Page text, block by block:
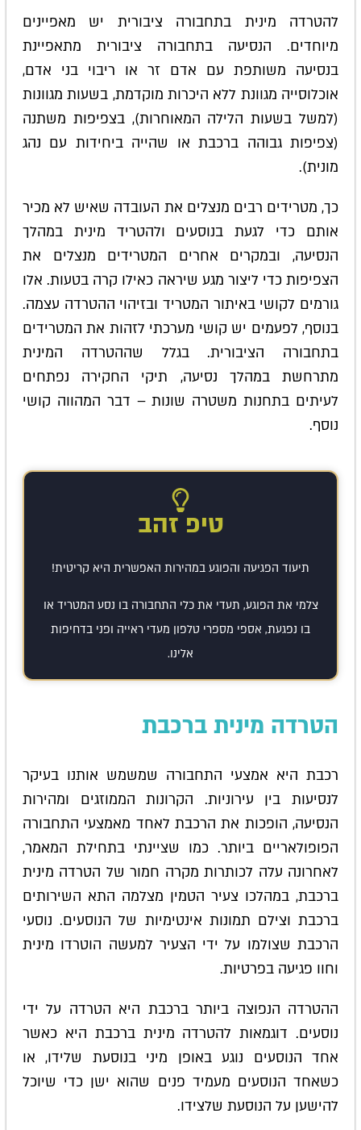
להטרדה מינית בתחבורה ציבורית יש מאפיינים
מיוחדים. הנסיעה בתחבורה ציבורית מתאפיינת
בנסיעה משותפת עם אדם זר או ריבוי בני אדם,
אוכלוסייה מגוונת ללא היכרות מוקדמת, בשעות מגוונות
(למשל בשעות הלילה המאוחרות), בצפיפות משתנה
(צפיפות גבוהה ברכבת או שהייה ביחידות עם נהג
מונית).
כך, מטרידים רבים מנצלים את העובדה שאיש לא מכיר
אותם כדי לגעת בנוסעים ולהטריד מינית במהלך
הנסיעה, ובמקרים אחרים המטרידים מנצלים את
הצפיפות כדי ליצור מגע שיראה כאילו קרה בטעות. אלו
גורמים לקושי באיתור המטריד ובזיהוי ההטרדה עצמה.
בנוסף, לפעמים יש קושי מערכתי לזהות את המטרידים
בתחבורה הציבורית. בגלל שההטרדה המינית
מתרחשת במהלך נסיעה, תיקי החקירה נפתחים
לעיתים בתחנות משטרה שונות – דבר המהווה קושי
נוסף.
טיפ זהב
תיעוד הפגיעה והפוגע במהירות האפשרית היא קריטית!
צלמי את הפוגע, תעדי את כלי התחבורה בו נסע המטריד או
בו נפגעת, אספי מספרי טלפון מעדי ראייה ופני בדחיפות
אלינו.
הטרדה מינית ברכבת
רכבת היא אמצעי התחבורה שמשמש אותנו בעיקר
לנסיעות בין עירוניות. הקרונות הממוזגים ומהירות
הנסיעה, הופכות את הרכבת לאחד מאמצעי התחבורה
הפופולאריים ביותר. כמו שציינתי בתחילת המאמר,
לאחרונה עלה לכותרות מקרה חמור של הטרדה מינית
ברכבת, במהלכו צעיר הטמין מצלמה התא השירותים
ברכבת וצילם תמונות אינטימיות של הנוסעים. נוסעי
הרכבת שצולמו על ידי הצעיר למעשה הוטרדו מינית
וחוו פגיעה בפרטיות.
ההטרדה הנפוצה ביותר ברכבת היא הטרדה על ידי
נוסעים. דוגמאות להטרדה מינית ברכבת היא כאשר
אחד הנוסעים נוגע באופן מיני בנוסעת שלידו, או
כשאחד הנוסעים מעמיד פנים שהוא ישן כדי שיוכל
להישען על הנוסעת שלצידו.